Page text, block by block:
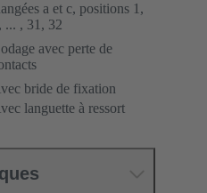
a et c, positions 1,
... , 31, 32
avec perte de
bride de fixation
languette à ressort